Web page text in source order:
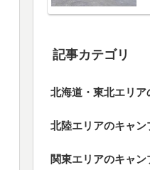
記事カテゴリ
北海道・東北エリ
北陸エリアのキャン
関東エリアのキャン